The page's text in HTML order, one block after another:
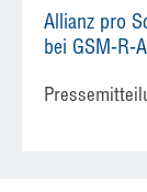
Allianz pro
bei GSM-R-